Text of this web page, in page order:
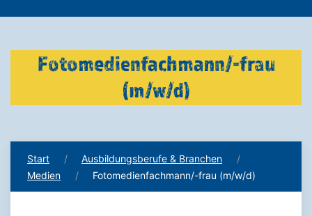
Fotomedienfachmann/-frau
(m/w/d)
Start
Ausbildungsberufe & Branchen
Medien
Fotomedienfachmann/-frau (m/w/d)